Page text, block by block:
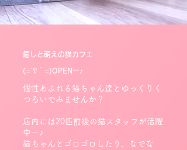
癒しと萌えの猫カフェ
(=´∇｀=)OPEN～♪
個性あふれる猫ちゃん達とゆっくりく
つろいでみませんか？
店内には20匹前後の猫スタッフが活躍
中～♪
猫ちゃんとゴロゴロしたり、なでな